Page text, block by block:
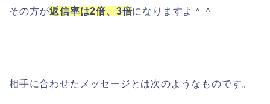
その方が返信率は2倍、3倍になりますよ＾＾
相手に合わせたメッセージとは次のようなものです。